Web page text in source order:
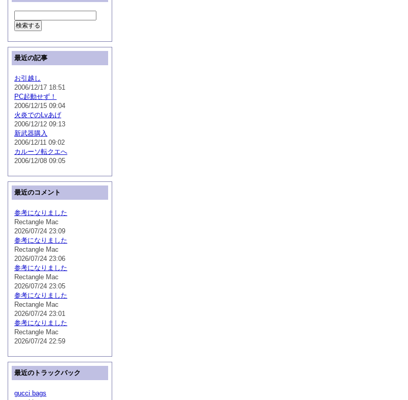
最近の記事
お引越し
2006/12/17 18:51
PC起動せず！
2006/12/15 09:04
火炎でのLvあげ
2006/12/12 09:13
新武器購入
2006/12/11 09:02
カルーソ転クエへ
2006/12/08 09:05
最近のコメント
参考になりました
Rectangle Mac
2026/07/24 23:09
参考になりました
Rectangle Mac
2026/07/24 23:06
参考になりました
Rectangle Mac
2026/07/24 23:05
参考になりました
Rectangle Mac
2026/07/24 23:01
参考になりました
Rectangle Mac
2026/07/24 22:59
最近のトラックバック
gucci bags